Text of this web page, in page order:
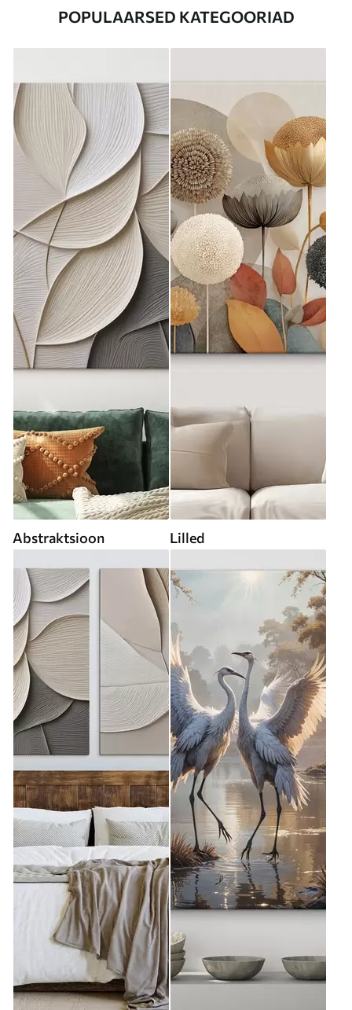
POPULAARSED KATEGOORIAD
Abstraktsioon Lilled